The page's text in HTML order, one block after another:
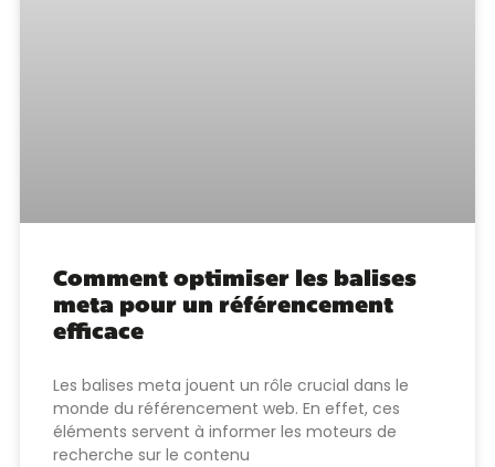
Comment optimiser les balises
meta pour un référencement
efficace
Les balises meta jouent un rôle crucial dans le
monde du référencement web. En effet, ces
éléments servent à informer les moteurs de
recherche sur le contenu